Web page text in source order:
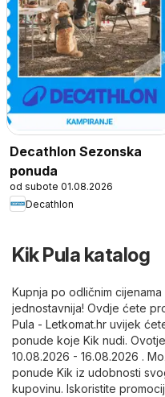
Decathlon Sezonska
ponuda
od subote 01.08.2026
Decathlon
Kik Pula katalog
Kupnja po odličnim
jednostavnija! Ovdje ćete
Pula - Letkomat.hr uvijek
ponude koje Kik nudi.
10.08.2026 - 16.08.2026 .
ponude Kik iz udobnosti
kupovinu. Iskoristite